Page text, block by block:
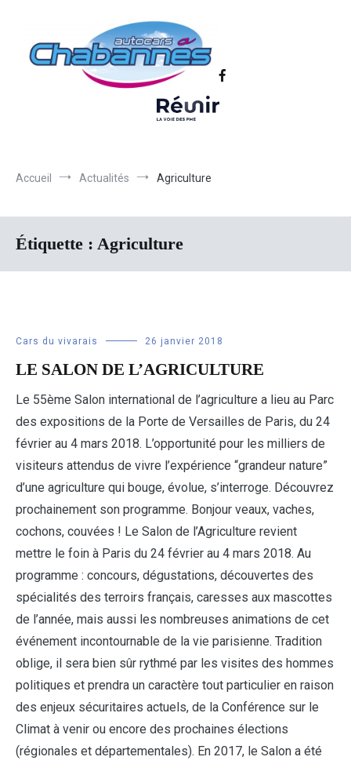
Autocars Chabannes | Transport en
Transport scolaire, Transports de personnel en Drôme Ardèche,
Transport touristique France et Europe
Accueil Actualités Agriculture
Étiquette : Agriculture
Cars du vivarais 26 janvier 2018
LE SALON DE L’AGRICULTURE
Le 55ème Salon international de l’agriculture a lieu au Parc
des expositions de la Porte de Versailles de Paris, du 24
février au 4 mars 2018. L’opportunité pour les milliers de
visiteurs attendus de vivre l’expérience “grandeur nature”
d’une agriculture qui bouge, évolue, s’interroge. Découvrez
prochainement son programme. Bonjour veaux, vaches,
cochons, couvées ! Le Salon de l’Agriculture revient
mettre le foin à Paris du 24 février au 4 mars 2018. Au
programme : concours, dégustations, découvertes des
spécialités des terroirs français, caresses aux mascottes
de l’année, mais aussi les nombreuses animations de cet
événement incontournable de la vie parisienne. Tradition
oblige, il sera bien sûr rythmé par les visites des hommes
politiques et prendra un caractère tout particulier en raison
des enjeux sécuritaires actuels, de la Conférence sur le
Climat à venir ou encore des prochaines élections
(régionales et départementales). En 2017, le Salon a été